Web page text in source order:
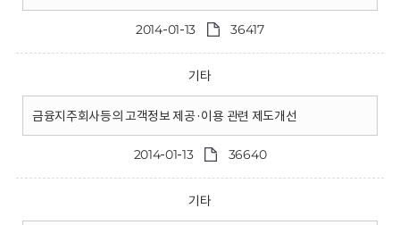
2014-01-13 36417
기타
금융지주회사등의 고객정보 제공·이용 관련 제도개선
2014-01-13 36640
기타